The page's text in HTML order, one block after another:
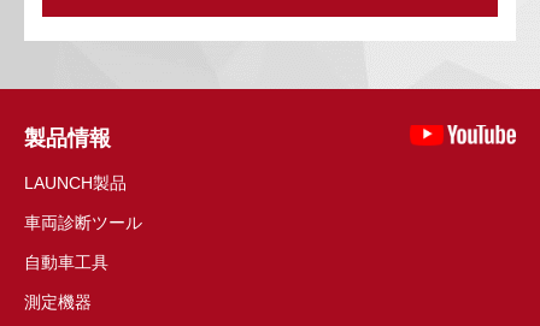
製品情報
LAUNCH製品
車両診断ツール
自動車工具
測定機器